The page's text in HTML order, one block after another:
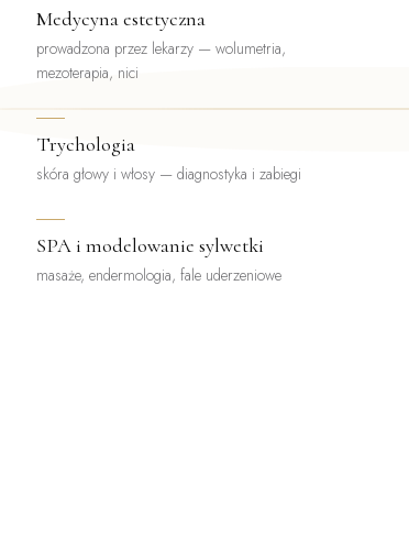
Medycyna estetyczna
prowadzona przez lekarzy — wolumetria,
mezoterapia, nici
Trychologia
skóra głowy i włosy — diagnostyka i zabiegi
SPA i modelowanie sylwetki
masaże, endermologia, fale uderzeniowe